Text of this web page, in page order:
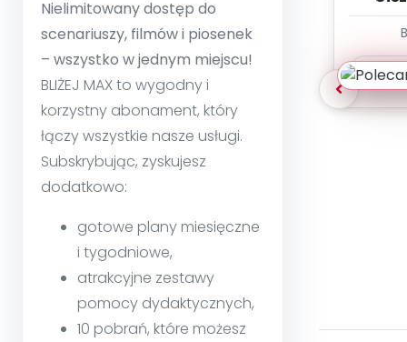
Nielimitowany dostęp do
scenariuszy, filmów i piosenek
– wszystko w jednym miejscu!
BLIŻEJ MAX to wygodny i
korzystny abonament, który
łączy wszystkie nasze usługi.
Subskrybując, zyskujesz
dodatkowo:
gotowe plany miesięczne
i tygodniowe,
atrakcyjne zestawy
pomocy dydaktycznych,
10 pobrań, które możesz